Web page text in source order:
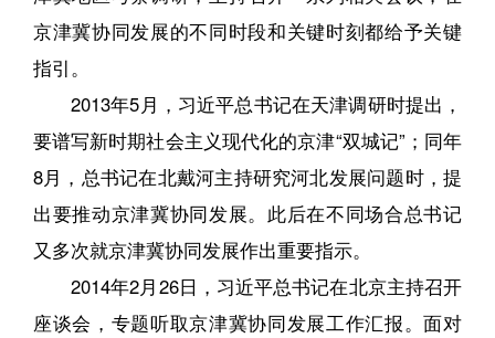
京津冀协同发展的不同时段和关键时刻都给予关键
指引。
2013年5月，习近平总书记在天津调研时提出，
要谱写新时期社会主义现代化的京津“双城记”；同年
8月，总书记在北戴河主持研究河北发展问题时，提
出要推动京津冀协同发展。此后在不同场合总书记
又多次就京津冀协同发展作出重要指示。
2014年2月26日，习近平总书记在北京主持召开
座谈会，专题听取京津冀协同发展工作汇报。面对